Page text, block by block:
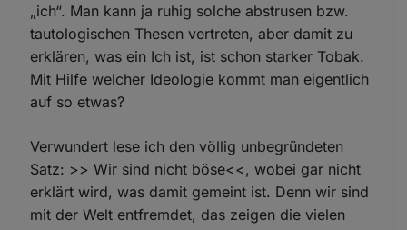
„ich“. Man kann ja ruhig solche abstrusen bzw.
tautologischen Thesen vertreten, aber damit zu
erklären, was ein Ich ist, ist schon starker Tobak.
Mit Hilfe welcher Ideologie kommt man eigentlich
auf so etwas?
Verwundert lese ich den völlig unbegründeten
Satz: >> Wir sind nicht böse<<, wobei gar nicht
erklärt wird, was damit gemeint ist. Denn wir sind
mit der Welt entfremdet, das zeigen die vielen